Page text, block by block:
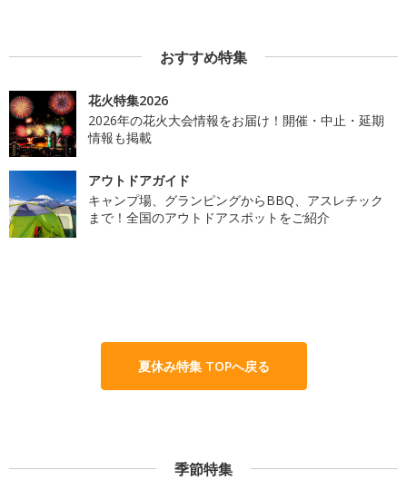
おすすめ特集
花火特集2026
2026年の花火大会情報をお届け！開催・中止・延期
情報も掲載
アウトドアガイド
キャンプ場、グランピングからBBQ、アスレチック
まで！全国のアウトドアスポットをご紹介
夏休み特集 TOPへ戻る
季節特集